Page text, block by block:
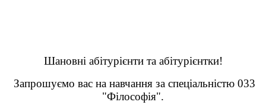
Шановні абітурієнти та абітурієнтки!
Запрошуємо вас на навчання за спеціальністю 033
"Філософія".